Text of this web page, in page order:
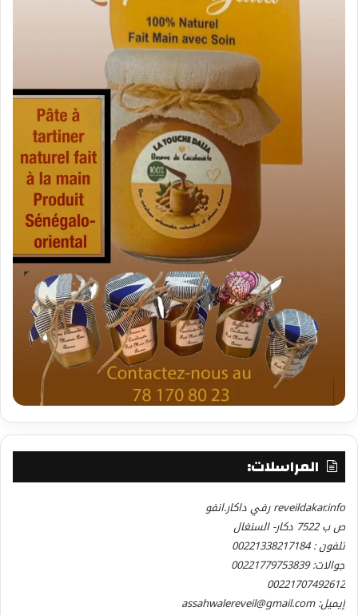
المراسلات:
reveildakar.info رفي داكار.انفو
ص ب 7522 دكار- السنغال
تلفون : 00221338217184
جوالات: 00221779753839
00221707492612
إيميل: assahwalereveil@gmail.com